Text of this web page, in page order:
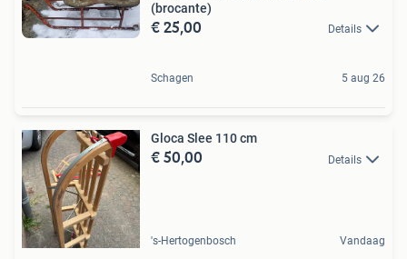
(brocante)
€ 25,00 Details
Schagen 5 aug 26
Gloca Slee 110 cm
€ 50,00 Details
's-Hertogenbosch Vandaag